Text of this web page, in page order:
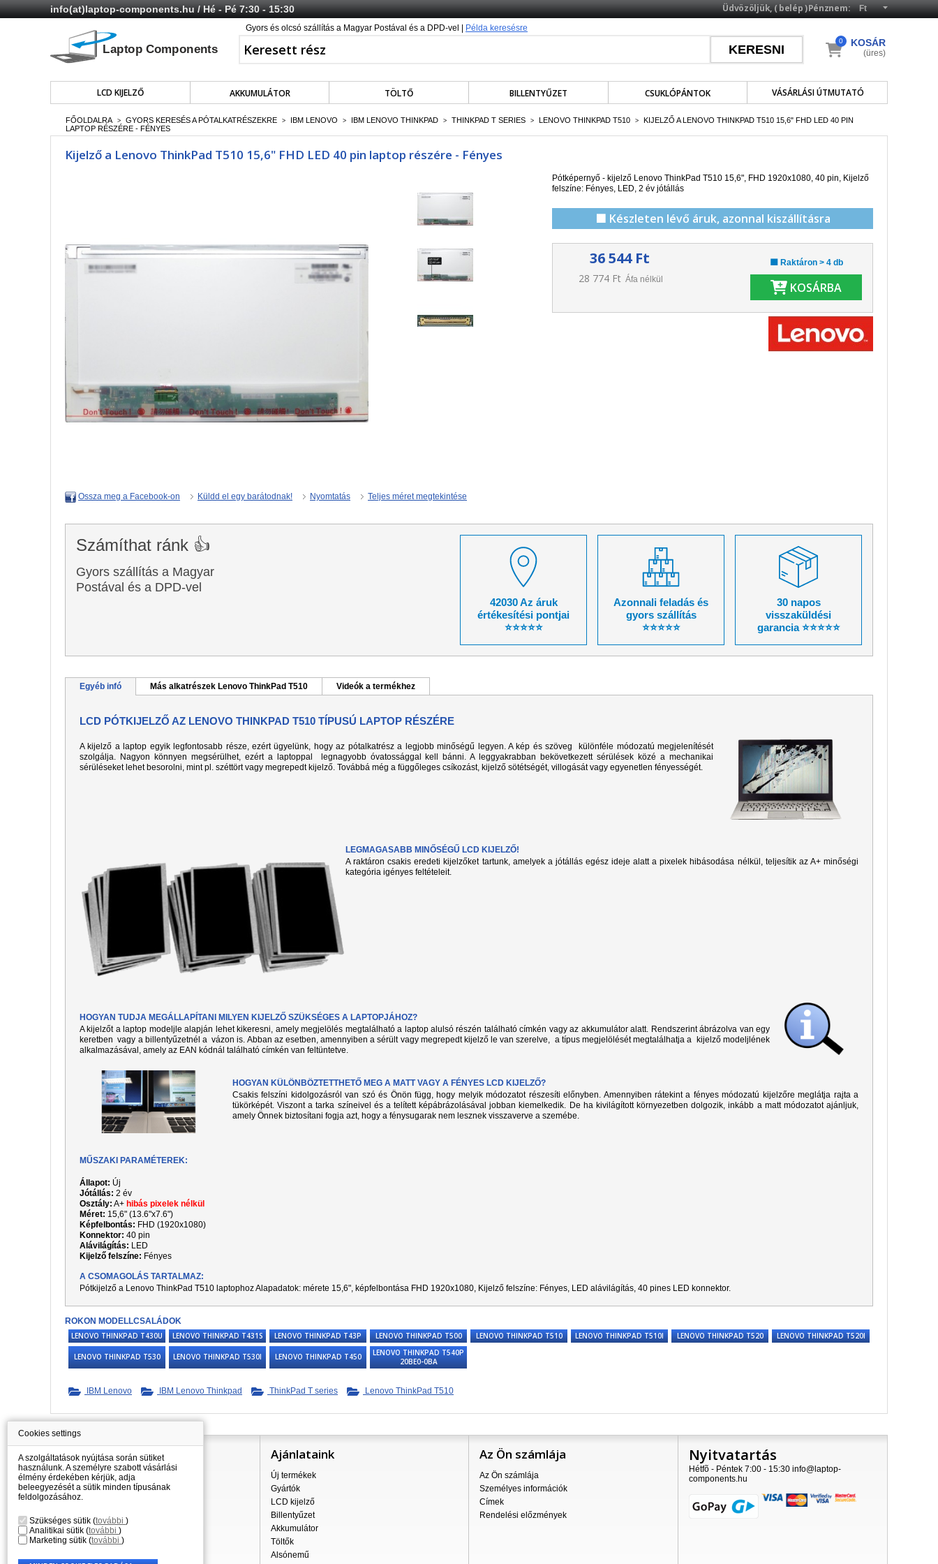
info(at)laptop-components.hu/ Hé - Pé 7:30 - 15:30 Pénznem:
Üdvözöljük, (belép)
Gyors és olcsó szállítás a Magyar Postával és a DPD-vel | Példa keresésre
LCD KIJELZŐ AKKUMULÁTOR TÖLTŐ BILLENTYŰZET CSUKLÓPÁNTOK VÁSÁRLÁSI ÚTMUTATÓ
KOSÁR
0
(üres)
FŐOLDALRA > GYORS KERESÉS A PÓTALKATRÉSZEKRE > IBM LENOVO > IBM LENOVO THINKPAD > THINKPAD T SERIES > LENOVO THINKPAD T510 >
KIJELZŐ A LENOVO THINKPAD T510 15,6" FHD LED 40 PIN
LAPTOP RÉSZÉRE - FÉNYES
Kijelző a Lenovo ThinkPad T510 15,6" FHD LED 40 pin laptop részére - Fényes
Pótképernyő - kijelző Lenovo ThinkPad T510 15,6", FHD 1920x1080, 40 pin, Kijelző
felszíne: Fényes, LED, 2 év jótállás
🟩 Készleten lévő áruk, azonnal kiszállításra
36 544 Ft
28 774 Ft Áfa nélkül
🟩 Raktáron > 4 db
KOSÁRBA
Ossza meg a Facebook-on Küldd el egy barátodnak! Nyomtatás Teljes méret megtekintése
Számíthat ránk 👍
Gyors szállítás a Magyar
Postával és a DPD-vel
42030 Az áruk
értékesítési pontjai
⭐⭐⭐⭐⭐
Azonnali feladás és
gyors szállítás
⭐⭐⭐⭐⭐
30 napos
visszaküldési
garancia ⭐⭐⭐⭐⭐
Egyéb infó Más alkatrészek Lenovo ThinkPad T510 Videók a termékhez
LCD PÓTKIJELZŐ AZ LENOVO THINKPAD T510 TÍPUSÚ LAPTOP RÉSZÉRE
A kijelző a laptop egyik legfontosabb része, ezért ügyelünk, hogy az pótalkatrész a legjobb minőségű legyen. A kép és szöveg különféle módozatú megjelenítését
szolgálja. Nagyon könnyen megsérülhet, ezért a laptoppal legnagyobb óvatossággal kell bánni. A leggyakrabban bekövetkezett sérülések közé a mechanikai
sérüléseket lehet besorolni, mint pl. széttört vagy megrepedt kijelző. Továbbá még a függőleges csíkozást, kijelző sötétségét, villogását vagy egyenetlen fényességét.
LEGMAGASABB MINŐSÉGŰ LCD KIJELZŐ!
A raktáron csakis eredeti kijelzőket tartunk, amelyek a jótállás egész ideje alatt a pixelek hibásodása nélkül, teljesítik az A+ minőségi
kategória igényes feltételeit.
HOGYAN TUDJA MEGÁLLAPÍTANI MILYEN KIJELZŐ SZÜKSÉGES A LAPTOPJÁHOZ?
A kijelzőt a laptop modeljle alapján lehet kikeresni, amely megjelölés megtalálható a laptop alulsó részén található címkén vagy az akkumulátor alatt. Rendszerint ábrázolva van egy
keretben vagy a billentyűzetnél a vázon is. Abban az esetben, amennyiben a sérült vagy megrepedt kijelző le van szerelve, a típus megjelölését megtalálhatja a kijelző modeljlének
alkalmazásával, amely az EAN kódnál található címkén van feltüntetve.
HOGYAN KÜLÖNBÖZTETTHETŐ MEG A MATT VAGY A FÉNYES LCD KIJELZŐ?
Csakis felszíni kidolgozásról van szó és Önön függ, hogy melyik módozatot részesíti előnyben. Amennyiben rátekint a fényes módozatú kijelzőre meglátja rajta a
tükörképét. Viszont a tarka színeivel és a telített képábrázolásával jobban kiemelkedik. De ha kivilágított környezetben dolgozik, inkább a matt módozatot ajánljuk,
amely Önnek biztosítani fogja azt, hogy a fénysugarak nem lesznek visszaverve a szemébe.
MŰSZAKI PARAMÉTEREK:
Állapot: Új
Jótállás: 2 év
Osztály: A+ hibás pixelek nélkül
Méret: 15,6" (13.6"x7.6")
Képfelbontás: FHD (1920x1080)
Konnektor: 40 pin
Alávilágítás: LED
Kijelző felszíne: Fényes
A CSOMAGOLÁS TARTALMAZ:
Pótkijelző a Lenovo ThinkPad T510 laptophoz Alapadatok: mérete 15,6", képfelbontása FHD 1920x1080, Kijelző felszíne: Fényes, LED alávilágítás, 40 pines LED konnektor.
ROKON MODELLCSALÁDOK
LENOVO THINKPAD T430U
LENOVO THINKPAD T431S LENOVO THINKPAD T43P LENOVO THINKPAD T500 LENOVO THINKPAD T510 LENOVO THINKPAD T510I LENOVO THINKPAD T520 LENOVO THINKPAD T520I
LENOVO THINKPAD T530 LENOVO THINKPAD T530I LENOVO THINKPAD T450
LENOVO THINKPAD T540P
20BE0-0BA
IBM Lenovo IBM Lenovo Thinkpad ThinkPad T series Lenovo ThinkPad T510
Információ
Mindent a vásárlásról
A szállítás árai
Nagykereskedés
Reklamációs szabályzat
Üzleti feltételek
A személyes adatok feldolgozása
Ajánlataink
Új termékek
Gyártók
LCD kijelző
Billentyűzet
Akkumulátor
Töltők
Alsónemű
Az Ön számlája
Az Ön számlája
Személyes információk
Címek
Rendelési előzmények
Nyitvatartás
Hétfõ - Péntek 7:00 - 15:30 info@laptop-
components.hu
Cookies settings
A szolgáltatások nyújtása során sütiket
használunk. A személyre szabott vásárlási
élmény érdekében kérjük, adja
beleegyezését a sütik minden típusának
feldolgozásához.
Szükséges sütik (további )
Analitikai sütik (további )
Marketing sütik (további )